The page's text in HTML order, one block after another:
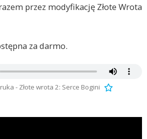
przez modyfikację Złote Wrota
za darmo.
- Złote wrota 2: Serce Bogini